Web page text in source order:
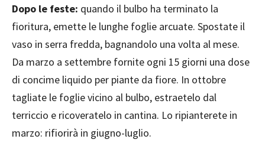
Dopo le feste: quando il bulbo ha terminato la
fioritura, emette le lunghe foglie arcuate. Spostate il
vaso in serra fredda, bagnandolo una volta al mese.
Da marzo a settembre fornite ogni 15 giorni una dose
di concime liquido per piante da fiore. In ottobre
tagliate le foglie vicino al bulbo, estraetelo dal
terriccio e ricoveratelo in cantina. Lo ripianterete in
marzo: rifiorirà in giugno-luglio.